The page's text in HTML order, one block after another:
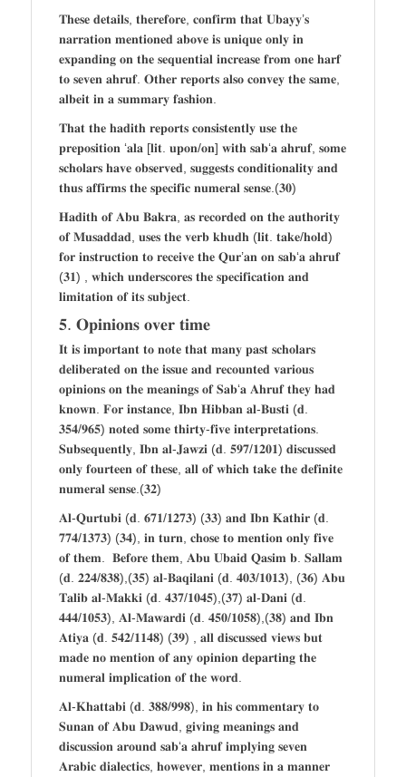
𝐓𝐡𝐞𝐬𝐞 𝐝𝐞𝐭𝐚𝐢𝐥𝐬, 𝐭𝐡𝐞𝐫𝐞𝐟𝐨𝐫𝐞, 𝐜𝐨𝐧𝐟𝐢𝐫𝐦 𝐭𝐡𝐚𝐭 𝐔𝐛𝐚𝐲𝐲’𝐬
𝐧𝐚𝐫𝐫𝐚𝐭𝐢𝐨𝐧 𝐦𝐞𝐧𝐭𝐢𝐨𝐧𝐞𝐝 𝐚𝐛𝐨𝐯𝐞 𝐢𝐬 𝐮𝐧𝐢𝐪𝐮𝐞 𝐨𝐧𝐥𝐲 𝐢𝐧
𝐞𝐱𝐩𝐚𝐧𝐝𝐢𝐧𝐠 𝐨𝐧 𝐭𝐡𝐞 𝐬𝐞𝐪𝐮𝐞𝐧𝐭𝐢𝐚𝐥 𝐢𝐧𝐜𝐫𝐞𝐚𝐬𝐞 𝐟𝐫𝐨𝐦 𝐨𝐧𝐞 𝐡𝐚𝐫𝐟
𝐭𝐨 𝐬𝐞𝐯𝐞𝐧 𝐚𝐡𝐫𝐮𝐟. 𝐎𝐭𝐡𝐞𝐫 𝐫𝐞𝐩𝐨𝐫𝐭𝐬 𝐚𝐥𝐬𝐨 𝐜𝐨𝐧𝐯𝐞𝐲 𝐭𝐡𝐞 𝐬𝐚𝐦𝐞,
𝐚𝐥𝐛𝐞𝐢𝐭 𝐢𝐧 𝐚 𝐬𝐮𝐦𝐦𝐚𝐫𝐲 𝐟𝐚𝐬𝐡𝐢𝐨𝐧.
𝐓𝐡𝐚𝐭 𝐭𝐡𝐞 𝐡𝐚𝐝𝐢𝐭𝐡 𝐫𝐞𝐩𝐨𝐫𝐭𝐬 𝐜𝐨𝐧𝐬𝐢𝐬𝐭𝐞𝐧𝐭𝐥𝐲 𝐮𝐬𝐞 𝐭𝐡𝐞
𝐩𝐫𝐞𝐩𝐨𝐬𝐢𝐭𝐢𝐨𝐧 ‘𝐚𝐥𝐚 [𝐥𝐢𝐭. 𝐮𝐩𝐨𝐧/𝐨𝐧] 𝐰𝐢𝐭𝐡 𝐬𝐚𝐛‘𝐚 𝐚𝐡𝐫𝐮𝐟, 𝐬𝐨𝐦𝐞
𝐬𝐜𝐡𝐨𝐥𝐚𝐫𝐬 𝐡𝐚𝐯𝐞 𝐨𝐛𝐬𝐞𝐫𝐯𝐞𝐝, 𝐬𝐮𝐠𝐠𝐞𝐬𝐭𝐬 𝐜𝐨𝐧𝐝𝐢𝐭𝐢𝐨𝐧𝐚𝐥𝐢𝐭𝐲 𝐚𝐧𝐝
𝐭𝐡𝐮𝐬 𝐚𝐟𝐟𝐢𝐫𝐦𝐬 𝐭𝐡𝐞 𝐬𝐩𝐞𝐜𝐢𝐟𝐢𝐜 𝐧𝐮𝐦𝐞𝐫𝐚𝐥 𝐬𝐞𝐧𝐬𝐞.(𝟑𝟎)
𝐇𝐚𝐝𝐢𝐭𝐡 𝐨𝐟 𝐀𝐛𝐮 𝐁𝐚𝐤𝐫𝐚, 𝐚𝐬 𝐫𝐞𝐜𝐨𝐫𝐝𝐞𝐝 𝐨𝐧 𝐭𝐡𝐞 𝐚𝐮𝐭𝐡𝐨𝐫𝐢𝐭𝐲
𝐨𝐟 𝐌𝐮𝐬𝐚𝐝𝐝𝐚𝐝, 𝐮𝐬𝐞𝐬 𝐭𝐡𝐞 𝐯𝐞𝐫𝐛 𝐤𝐡𝐮𝐝𝐡 (𝐥𝐢𝐭. 𝐭𝐚𝐤𝐞/𝐡𝐨𝐥𝐝)
𝐟𝐨𝐫 𝐢𝐧𝐬𝐭𝐫𝐮𝐜𝐭𝐢𝐨𝐧 𝐭𝐨 𝐫𝐞𝐜𝐞𝐢𝐯𝐞 𝐭𝐡𝐞 𝐐𝐮𝐫’𝐚𝐧 𝐨𝐧 𝐬𝐚𝐛‘𝐚 𝐚𝐡𝐫𝐮𝐟
(𝟑𝟏) , 𝐰𝐡𝐢𝐜𝐡 𝐮𝐧𝐝𝐞𝐫𝐬𝐜𝐨𝐫𝐞𝐬 𝐭𝐡𝐞 𝐬𝐩𝐞𝐜𝐢𝐟𝐢𝐜𝐚𝐭𝐢𝐨𝐧 𝐚𝐧𝐝
𝐥𝐢𝐦𝐢𝐭𝐚𝐭𝐢𝐨𝐧 𝐨𝐟 𝐢𝐭𝐬 𝐬𝐮𝐛𝐣𝐞𝐜𝐭.
𝟓. 𝐎𝐩𝐢𝐧𝐢𝐨𝐧𝐬 𝐨𝐯𝐞𝐫 𝐭𝐢𝐦𝐞
𝐈𝐭 𝐢𝐬 𝐢𝐦𝐩𝐨𝐫𝐭𝐚𝐧𝐭 𝐭𝐨 𝐧𝐨𝐭𝐞 𝐭𝐡𝐚𝐭 𝐦𝐚𝐧𝐲 𝐩𝐚𝐬𝐭 𝐬𝐜𝐡𝐨𝐥𝐚𝐫𝐬
𝐝𝐞𝐥𝐢𝐛𝐞𝐫𝐚𝐭𝐞𝐝 𝐨𝐧 𝐭𝐡𝐞 𝐢𝐬𝐬𝐮𝐞 𝐚𝐧𝐝 𝐫𝐞𝐜𝐨𝐮𝐧𝐭𝐞𝐝 𝐯𝐚𝐫𝐢𝐨𝐮𝐬
𝐨𝐩𝐢𝐧𝐢𝐨𝐧𝐬 𝐨𝐧 𝐭𝐡𝐞 𝐦𝐞𝐚𝐧𝐢𝐧𝐠𝐬 𝐨𝐟 𝐒𝐚𝐛‘𝐚 𝐀𝐡𝐫𝐮𝐟 𝐭𝐡𝐞𝐲 𝐡𝐚𝐝
𝐤𝐧𝐨𝐰𝐧. 𝐅𝐨𝐫 𝐢𝐧𝐬𝐭𝐚𝐧𝐜𝐞, 𝐈𝐛𝐧 𝐇𝐢𝐛𝐛𝐚𝐧 𝐚𝐥-𝐁𝐮𝐬𝐭𝐢 (𝐝.
𝟑𝟓𝟒/𝟗𝟔𝟓) 𝐧𝐨𝐭𝐞𝐝 𝐬𝐨𝐦𝐞 𝐭𝐡𝐢𝐫𝐭𝐲-𝐟𝐢𝐯𝐞 𝐢𝐧𝐭𝐞𝐫𝐩𝐫𝐞𝐭𝐚𝐭𝐢𝐨𝐧𝐬.
𝐒𝐮𝐛𝐬𝐞𝐪𝐮𝐞𝐧𝐭𝐥𝐲, 𝐈𝐛𝐧 𝐚𝐥-𝐉𝐚𝐰𝐳𝐢 (𝐝. 𝟓𝟗𝟕/𝟏𝟐𝟎𝟏) 𝐝𝐢𝐬𝐜𝐮𝐬𝐬𝐞𝐝
𝐨𝐧𝐥𝐲 𝐟𝐨𝐮𝐫𝐭𝐞𝐞𝐧 𝐨𝐟 𝐭𝐡𝐞𝐬𝐞, 𝐚𝐥𝐥 𝐨𝐟 𝐰𝐡𝐢𝐜𝐡 𝐭𝐚𝐤𝐞 𝐭𝐡𝐞 𝐝𝐞𝐟𝐢𝐧𝐢𝐭𝐞
𝐧𝐮𝐦𝐞𝐫𝐚𝐥 𝐬𝐞𝐧𝐬𝐞.(𝟑𝟐)
𝐀𝐥-𝐐𝐮𝐫𝐭𝐮𝐛𝐢 (𝐝. 𝟔𝟕𝟏/𝟏𝟐𝟕𝟑) (𝟑𝟑) 𝐚𝐧𝐝 𝐈𝐛𝐧 𝐊𝐚𝐭𝐡𝐢𝐫 (𝐝.
𝟕𝟕𝟒/𝟏𝟑𝟕𝟑) (𝟑𝟒), 𝐢𝐧 𝐭𝐮𝐫𝐧, 𝐜𝐡𝐨𝐬𝐞 𝐭𝐨 𝐦𝐞𝐧𝐭𝐢𝐨𝐧 𝐨𝐧𝐥𝐲 𝐟𝐢𝐯𝐞
𝐨𝐟 𝐭𝐡𝐞𝐦. 𝐁𝐞𝐟𝐨𝐫𝐞 𝐭𝐡𝐞𝐦, 𝐀𝐛𝐮 𝐔𝐛𝐚𝐢𝐝 𝐐𝐚𝐬𝐢𝐦 𝐛. 𝐒𝐚𝐥𝐥𝐚𝐦
(𝐝. 𝟐𝟐𝟒/𝟖𝟑𝟖),(𝟑𝟓) 𝐚𝐥-𝐁𝐚𝐪𝐢𝐥𝐚𝐧𝐢 (𝐝. 𝟒𝟎𝟑/𝟏𝟎𝟏𝟑), (𝟑𝟔) 𝐀𝐛𝐮
𝐓𝐚𝐥𝐢𝐛 𝐚𝐥-𝐌𝐚𝐤𝐤𝐢 (𝐝. 𝟒𝟑𝟕/𝟏𝟎𝟒𝟓),(𝟑𝟕) 𝐚𝐥-𝐃𝐚𝐧𝐢 (𝐝.
𝟒𝟒𝟒/𝟏𝟎𝟓𝟑), 𝐀𝐥-𝐌𝐚𝐰𝐚𝐫𝐝𝐢 (𝐝. 𝟒𝟓𝟎/𝟏𝟎𝟓𝟖),(𝟑𝟖) 𝐚𝐧𝐝 𝐈𝐛𝐧
𝐀𝐭𝐢𝐲𝐚 (𝐝. 𝟓𝟒𝟐/𝟏𝟏𝟒𝟖) (𝟑𝟗) , 𝐚𝐥𝐥 𝐝𝐢𝐬𝐜𝐮𝐬𝐬𝐞𝐝 𝐯𝐢𝐞𝐰𝐬 𝐛𝐮𝐭
𝐦𝐚𝐝𝐞 𝐧𝐨 𝐦𝐞𝐧𝐭𝐢𝐨𝐧 𝐨𝐟 𝐚𝐧𝐲 𝐨𝐩𝐢𝐧𝐢𝐨𝐧 𝐝𝐞𝐩𝐚𝐫𝐭𝐢𝐧𝐠 𝐭𝐡𝐞
𝐧𝐮𝐦𝐞𝐫𝐚𝐥 𝐢𝐦𝐩𝐥𝐢𝐜𝐚𝐭𝐢𝐨𝐧 𝐨𝐟 𝐭𝐡𝐞 𝐰𝐨𝐫𝐝.
𝐀𝐥-𝐊𝐡𝐚𝐭𝐭𝐚𝐛𝐢 (𝐝. 𝟑𝟖𝟖/𝟗𝟗𝟖), 𝐢𝐧 𝐡𝐢𝐬 𝐜𝐨𝐦𝐦𝐞𝐧𝐭𝐚𝐫𝐲 𝐭𝐨
𝐒𝐮𝐧𝐚𝐧 𝐨𝐟 𝐀𝐛𝐮 𝐃𝐚𝐰𝐮𝐝, 𝐠𝐢𝐯𝐢𝐧𝐠 𝐦𝐞𝐚𝐧𝐢𝐧𝐠𝐬 𝐚𝐧𝐝
𝐝𝐢𝐬𝐜𝐮𝐬𝐬𝐢𝐨𝐧 𝐚𝐫𝐨𝐮𝐧𝐝 𝐬𝐚𝐛‘𝐚 𝐚𝐡𝐫𝐮𝐟 𝐢𝐦𝐩𝐥𝐲𝐢𝐧𝐠 𝐬𝐞𝐯𝐞𝐧
𝐀𝐫𝐚𝐛𝐢𝐜 𝐝𝐢𝐚𝐥𝐞𝐜𝐭𝐢𝐜𝐬, 𝐡𝐨𝐰𝐞𝐯𝐞𝐫, 𝐦𝐞𝐧𝐭𝐢𝐨𝐧𝐬 𝐢𝐧 𝐚 𝐦𝐚𝐧𝐧𝐞𝐫